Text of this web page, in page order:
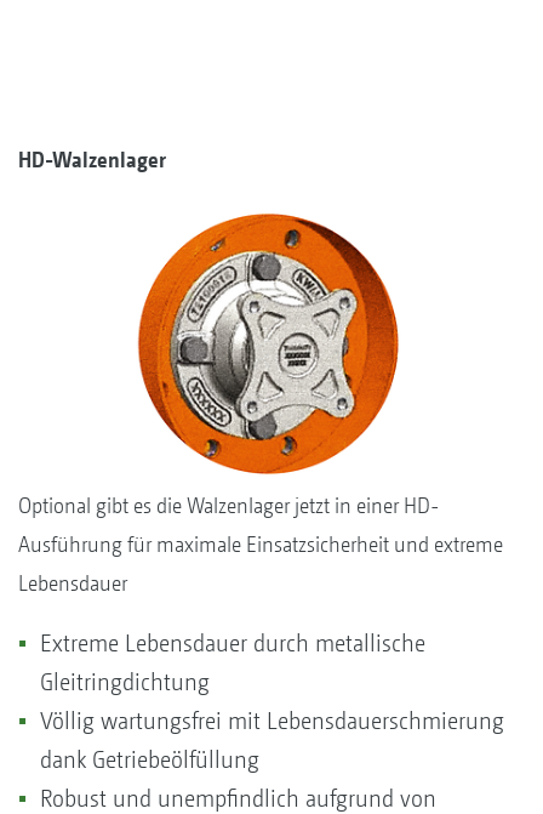
HD-Walzenlager
Optional gibt es die Walzenlager jetzt in einer HD-
Ausführung für maximale Einsatzsicherheit und extreme
Lebensdauer
Extreme Lebensdauer durch metallische
Gleitringdichtung
Völlig wartungsfrei mit Lebensdauerschmierung
dank Getriebeölfüllung
Robust und unempfindlich aufgrund von